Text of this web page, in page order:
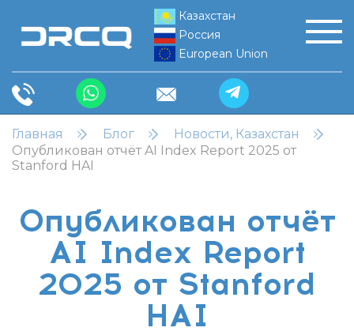
Казахстан
Россия
European Union
Главная Блог
Новости, Казахстан
Опубликован отчёт AI Index Report 2025 от
Stanford HAI
Опубликован отчёт
AI Index Report
2025 от Stanford
HAI